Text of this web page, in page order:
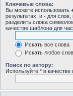
Ключевые слова:
Вы можете использовать
результатах, и - для слов,
разделить слова
качестве шаблона для
Искать все слова
Искать любое
Поиск по автору:
Используйте * в качестве